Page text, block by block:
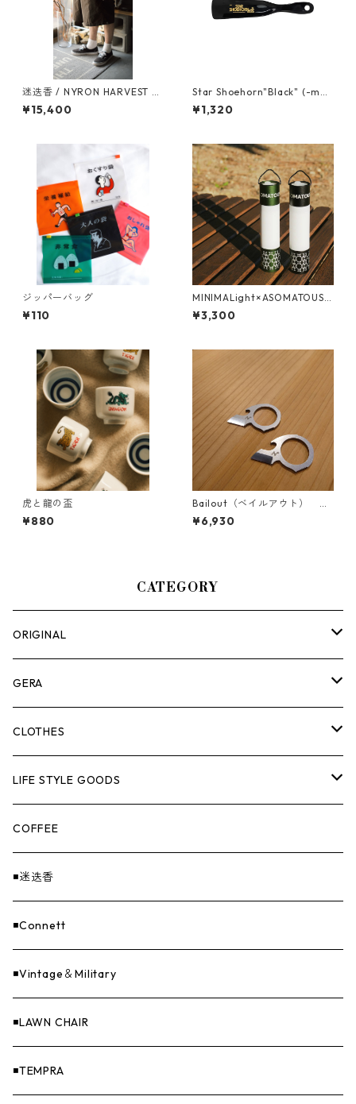
迷迭香 / NYRON HARVEST L
OOSE SHORTS
¥15,400
Star Shoehorn"Black" (-mad
e in USA-)
¥1,320
ジッパーバッグ
¥110
MINIMALight×ASOMATOUS
（ミニマライト）パターング
リーン
¥3,300
虎と龍の盃
¥880
Bailout（ベイルアウト） サ
ンドブラスト
¥6,930
CATEGORY
ORIGINAL
ASOMATOUS
HANGBURGER（ハングバーガー）
EX-GATE（エクスゲート）
Others（その他）
COLLABORATION
UNITIUM.
THE UNFORM STORE オリジナル
GERA
ランタン＆ライト
クッカー＆カトラリー
バーナー
焚火
寝具
ファニチャー
収納
ナイフ＆アックス
CLOTHES
TOPS
PANTS
CAP
GOODS
バンダナ＆手ぬぐい
LIFE STYLE GOODS
ステッカー
COFFEE
◾️迷迭香
◾️Connett
◾️Vintage＆Military
◾️LAWN CHAIR
◾️TEMPRA